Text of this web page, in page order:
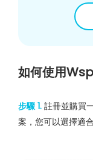
如何使用
步驟 1. 註冊並購買
案，您可以選擇適